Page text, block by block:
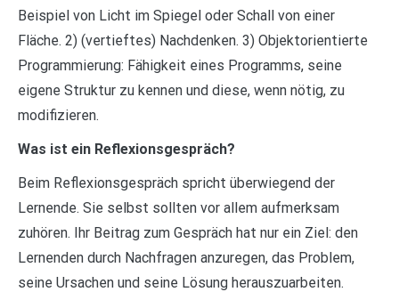
Beispiel von Licht im Spiegel oder Schall von einer
Fläche. 2) (vertieftes) Nachdenken. 3) Objektorientierte
Programmierung: Fähigkeit eines Programms, seine
eigene Struktur zu kennen und diese, wenn nötig, zu
modifizieren.
Was ist ein Reflexionsgespräch?
Beim Reflexionsgespräch spricht überwiegend der
Lernende. Sie selbst sollten vor allem aufmerksam
zuhören. Ihr Beitrag zum Gespräch hat nur ein Ziel: den
Lernenden durch Nachfragen anzuregen, das Problem,
seine Ursachen und seine Lösung herauszuarbeiten.